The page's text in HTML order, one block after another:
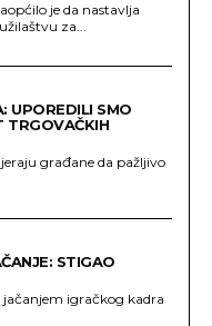
je da nastavlja
za...
UPOREDILI SMO
TRGOVAČKIH
građane da pažljivo
STIGAO
jačanjem igračkog kadra